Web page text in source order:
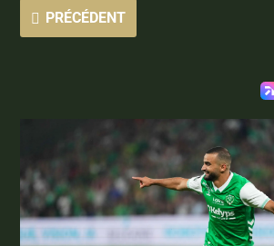
PRÉCÉDENT